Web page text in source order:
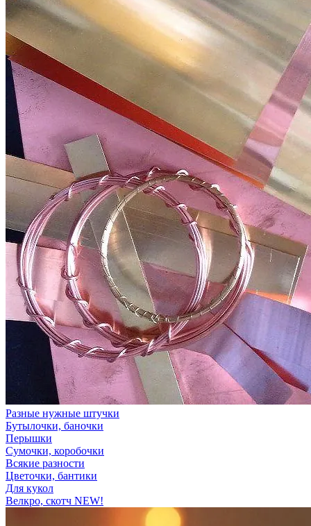
Разные нужные штучки
Бутылочки, баночки
Перышки
Сумочки, коробочки
Всякие разности
Цветочки, бантики
Для кукол
Велкро, скотч NEW!